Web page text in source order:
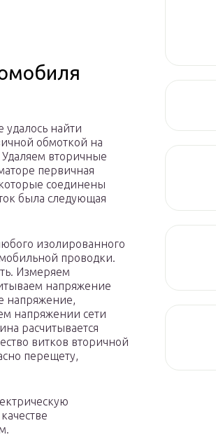
найти
обмоткой на
вторичные
первичная
соединены
была следующая
изолированного
проводки.
Измеряем
напряжение
напряжение,
напряжении сети
расчитывается
витков вторичной
перещету,